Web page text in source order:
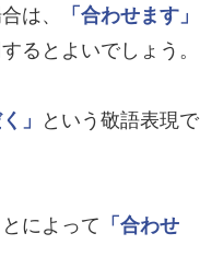
は、
「合わせます」
るとよいでしょう。
」
という敬語表現で
によって 「合わせ